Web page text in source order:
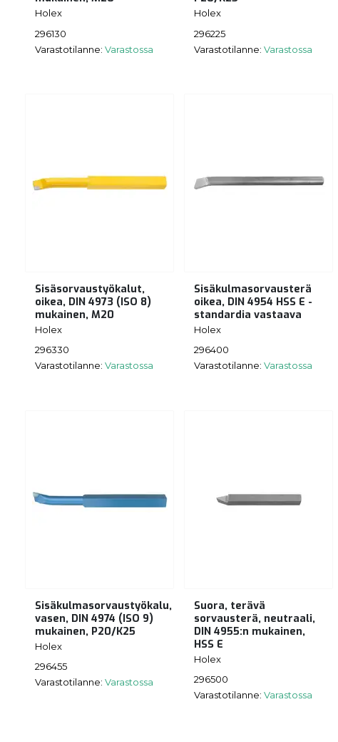
Holex
296130
Varastotilanne: Varastossa
Holex
296225
Varastotilanne: Varastossa
Sisäsorvaustyökalut,
oikea, DIN 4973 (ISO 8)
mukainen, M20
Holex
296330
Varastotilanne: Varastossa
Sisäkulmasorvausterä
oikea, DIN 4954 HSS E -
standardia vastaava
Holex
296400
Varastotilanne: Varastossa
Sisäkulmasorvaustyökalu,
vasen, DIN 4974 (ISO 9)
mukainen, P20/K25
Holex
296455
Varastotilanne: Varastossa
Suora, terävä
sorvausterä, neutraali,
DIN 4955:n mukainen,
HSS E
Holex
296500
Varastotilanne: Varastossa